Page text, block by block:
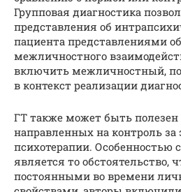
Групповая диагностика
представления об
пациента представлениями
межличностного
включить межличностный,
в контекст реализации
ГТ также может быть полезен
направленных на контроль
психотерапии. Особенностью
является то обстоятельство,
постоянными во времени